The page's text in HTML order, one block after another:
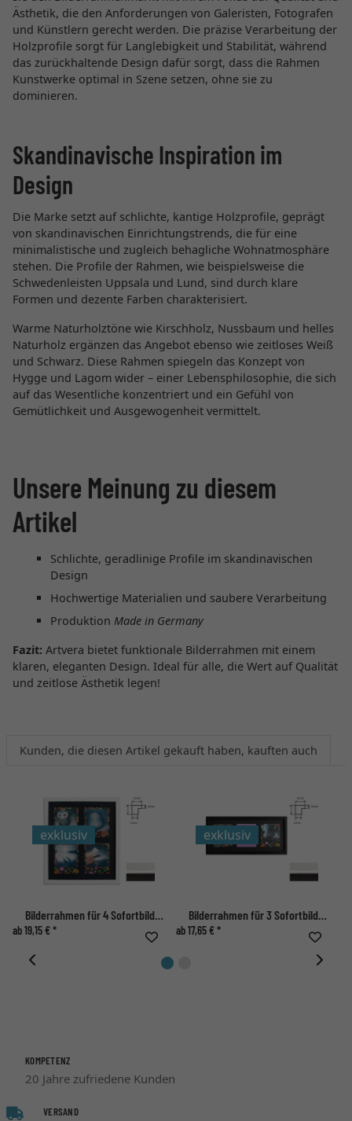
Ästhetik, die den Anforderungen von Galeristen, Fotografen
und Künstlern gerecht werden. Die präzise Verarbeitung der
Holzprofile sorgt für Langlebigkeit und Stabilität, während
das zurückhaltende Design dafür sorgt, dass die Rahmen
Kunstwerke optimal in Szene setzen, ohne sie zu
dominieren.
Skandinavische Inspiration im
Design
Die Marke setzt auf schlichte, kantige Holzprofile, geprägt
von skandinavischen Einrichtungstrends, die für eine
minimalistische und zugleich behagliche Wohnatmosphäre
stehen. Die Profile der Rahmen, wie beispielsweise die
Schwedenleisten Uppsala und Lund, sind durch klare
Formen und dezente Farben charakterisiert.
Warme Naturholztöne wie Kirschholz, Nussbaum und helles
Naturholz ergänzen das Angebot ebenso wie zeitloses Weiß
und Schwarz. Diese Rahmen spiegeln das Konzept von
Hygge und Lagom wider – einer Lebensphilosophie, die sich
auf das Wesentliche konzentriert und ein Gefühl von
Gemütlichkeit und Ausgewogenheit vermittelt.
Unsere Meinung zu diesem
Artikel
Schlichte, geradlinige Profile im skandinavischen
Design
Hochwertige Materialien und saubere Verarbeitung
Produktion Made in Germany
Fazit: Artvera bietet funktionale Bilderrahmen mit einem
klaren, eleganten Design. Ideal für alle, die Wert auf Qualität
und zeitlose Ästhetik legen!
Kunden, die diesen Artikel gekauft haben, kauften auch
ab 19,15 € *
exklusiv
ab 17,65 € *
exklusiv
KOMPETENZ
20 Jahre zufriedene Kunden
VERSAND